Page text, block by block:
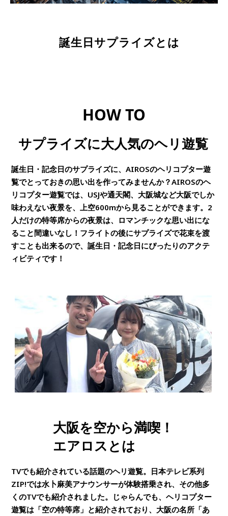
誕生日サプライズとは
HOW TO
サプライズに大人気のヘリ遊覧
誕生日・記念日のサプライズに、AIROSのヘリコプター遊
覧でとっておきの思い出を作ってみませんか？AIROSのヘ
リコプター遊覧では、USJや通天閣、大阪城など大阪でしか
味わえない夜景を、上空600mから見ることができます。2
人だけの特等席からの夜景は、ロマンチックな思い出にな
ること間違いなし！フライトの後にサプライズで花束を渡
すことも出来るので、誕生日・記念日にぴったりのアクテ
ィビティです！
大阪を空から満喫！
エアロスとは
TVでも紹介されている話題のヘリ遊覧。日本テレビ系列
ZIP!では水卜麻美アナウンサーが体験搭乗され、その他多
くのTVでも紹介されました。じゃらんでも、ヘリコプター
遊覧は「空の特等席」と紹介されており、大阪の名所「あ